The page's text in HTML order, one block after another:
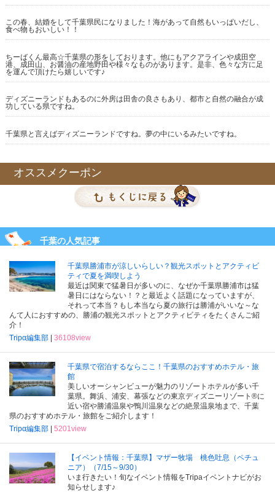
この春、結婚をして千葉県民になりました！海があって自然もいっぱいだし、
食べ物もおいしい！！
ちーばくん最高☆千葉県の形をしております。他にもアクアラインや成田空
港、成田山、お醤油の産地野田や様々なものがあります。是非、色々な方に足
を運んで頂けたら嬉しいです♪
ディズニーランドもあるのに外房は田舎の良さもあり、都市と自然の融合が成
功している県ですね。
千葉県と言えばディズニーランドですね。夢の中にいるみたいですね。
千葉の人気記事
千葉県勝浦市が涼しいらしい？観光スポットとアクティビ
ティで夏を満喫しよう
最近は関東で猛暑日が多いのに、なぜか千葉県勝浦市は猛
暑日にはならない！？と最近よく話題になっていますが、
それって本当？もし本当なら夏の旅行は勝浦がいいな～な
んて人におすすめの、勝浦の観光スポットとアクティビティをたくさんご紹
介！
Tripα編集部 | 36108view
千葉県で宿泊するならここ！千葉県のおすすめホテル・旅
館
美しいオーシャンビューが魅力のリゾートホテルが多い千
葉県。舞浜、浦安、幕張などの東京ディズニーリゾート®に
近い宿や勝浦温泉や鴨川温泉などの絶景温泉地まで、千葉
県のおすすめホテル・旅館をご紹介します！
Tripα編集部 | 5201view
【イベント情報：千葉県】マザー牧場 桃色吐息（ペチュ
ニア）（7/15～9/30）
いま行きたい！旬なイベント情報をTripaイベントナビがお
知らせします♪